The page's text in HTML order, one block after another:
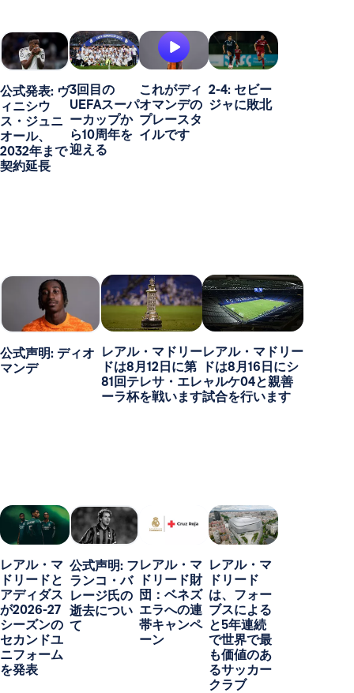
公式発表: ヴ
ィニシウ
ス・ジュニ
オール、
2032年まで
契約延長
3回目の
UEFAスーパ
ーカップか
ら10周年を
迎える
これがディ
オマンデの
プレースタ
イルです
2-4: セビー
ジャに敗北
公式声明: ディオ
マンデ
レアル・マドリー
ドは8月12日に第
81回テレサ・エレ
ーラ杯を戦います
レアル・マドリー
ドは8月16日にシ
ャルケ04と親善
試合を行います
レアル・マ
ドリードと
アディダス
が2026-27
シーズンの
セカンドユ
ニフォーム
を発表
公式声明: フ
ランコ・バ
レージ氏の
逝去につい
て
レアル・マ
ドリード財
団：ベネズ
エラへの連
帯キャンペ
ーン
レアル・マ
ドリード
は、フォー
ブスによる
と5年連続
で世界で最
も価値のあ
るサッカー
クラブ